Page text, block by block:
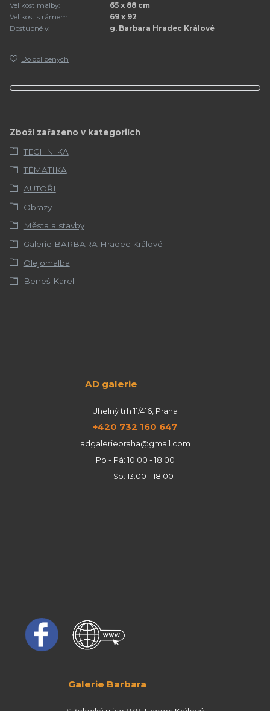
Velikost malby:
65 x 88 cm
Velikost s rámem:
69 x 92
Dostupné v:
g. Barbara Hradec Králové
Do oblíbených
Zboží zařazeno v kategoriích
TECHNIKA
TÉMATIKA
AUTOŘI
Obrazy
Města a stavby
Galerie BARBARA Hradec Králové
Olejomalba
Beneš Karel
AD galerie
Uhelný trh 11/416, Praha
+420 732 160 647
adgaleriepraha@gmail.com
Po - Pá: 10:00 - 18:00
So: 13:00 - 18:00
Galerie Barbara